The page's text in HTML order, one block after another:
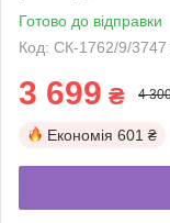
Готово до відправки
Код: СК-1762/9/
3 699 ₴ 4
Економія 601 ₴